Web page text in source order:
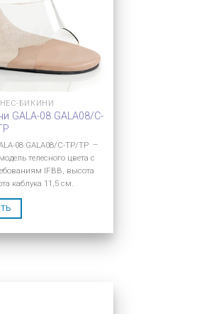
БИКИНИ
GALA-08 GALA08/C-
08 GALA08/C-TP/TP –
телесного цвета с
IFBB, высота
каблука 11,5 см.